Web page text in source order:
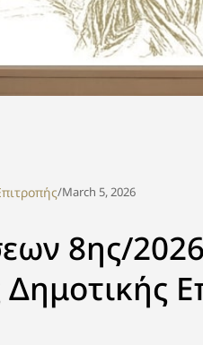
/March 5, 2026
8ης/